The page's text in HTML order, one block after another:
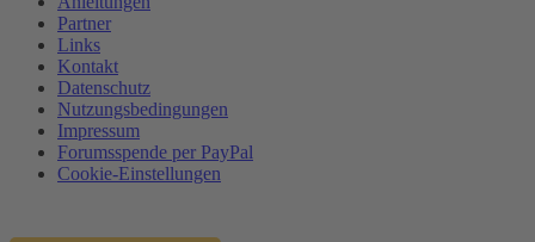
Partner
Links
Kontakt
Datenschutz
Nutzungsbedingungen
Impressum
Forumsspende per PayPal
Cookie-Einstellungen